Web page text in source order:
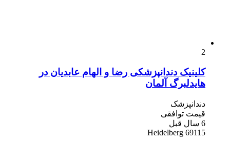
کلینیک دندانپزشکی رضا و الهام عابدیان در
هایدلبرگ آلمان
دندانپزشک
قیمت توافقی
69115 Heidelberg